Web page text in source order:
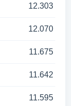
12.303
12.070
11.675
11.642
11.595